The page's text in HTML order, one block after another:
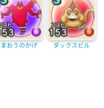
まおうのかげ ダックスビル